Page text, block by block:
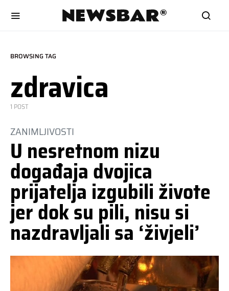
BROWSING TAG
zdravica
1 POST
ZANIMLJIVOSTI
U nesretnom nizu
događaja dvojica
prijatelja izgubili živote
jer dok su pili, nisu si
nazdravljali sa ‘živjeli’